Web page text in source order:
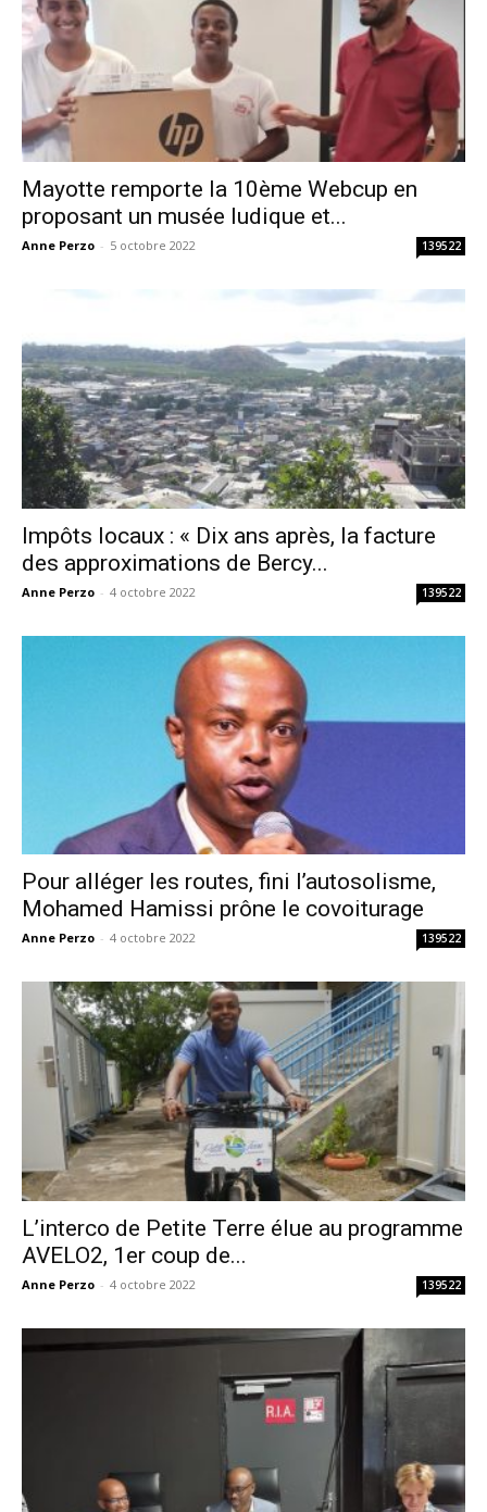
Mayotte remporte la 10ème Webcup en
proposant un musée ludique et...
Anne Perzo - 5 octobre 2022 139522
Impôts locaux : « Dix ans après, la facture
des approximations de Bercy...
Anne Perzo - 4 octobre 2022 139522
Pour alléger les routes, fini l’autosolisme,
Mohamed Hamissi prône le covoiturage
Anne Perzo - 4 octobre 2022 139522
L’interco de Petite Terre élue au programme
AVELO2, 1er coup de...
Anne Perzo - 4 octobre 2022 139522